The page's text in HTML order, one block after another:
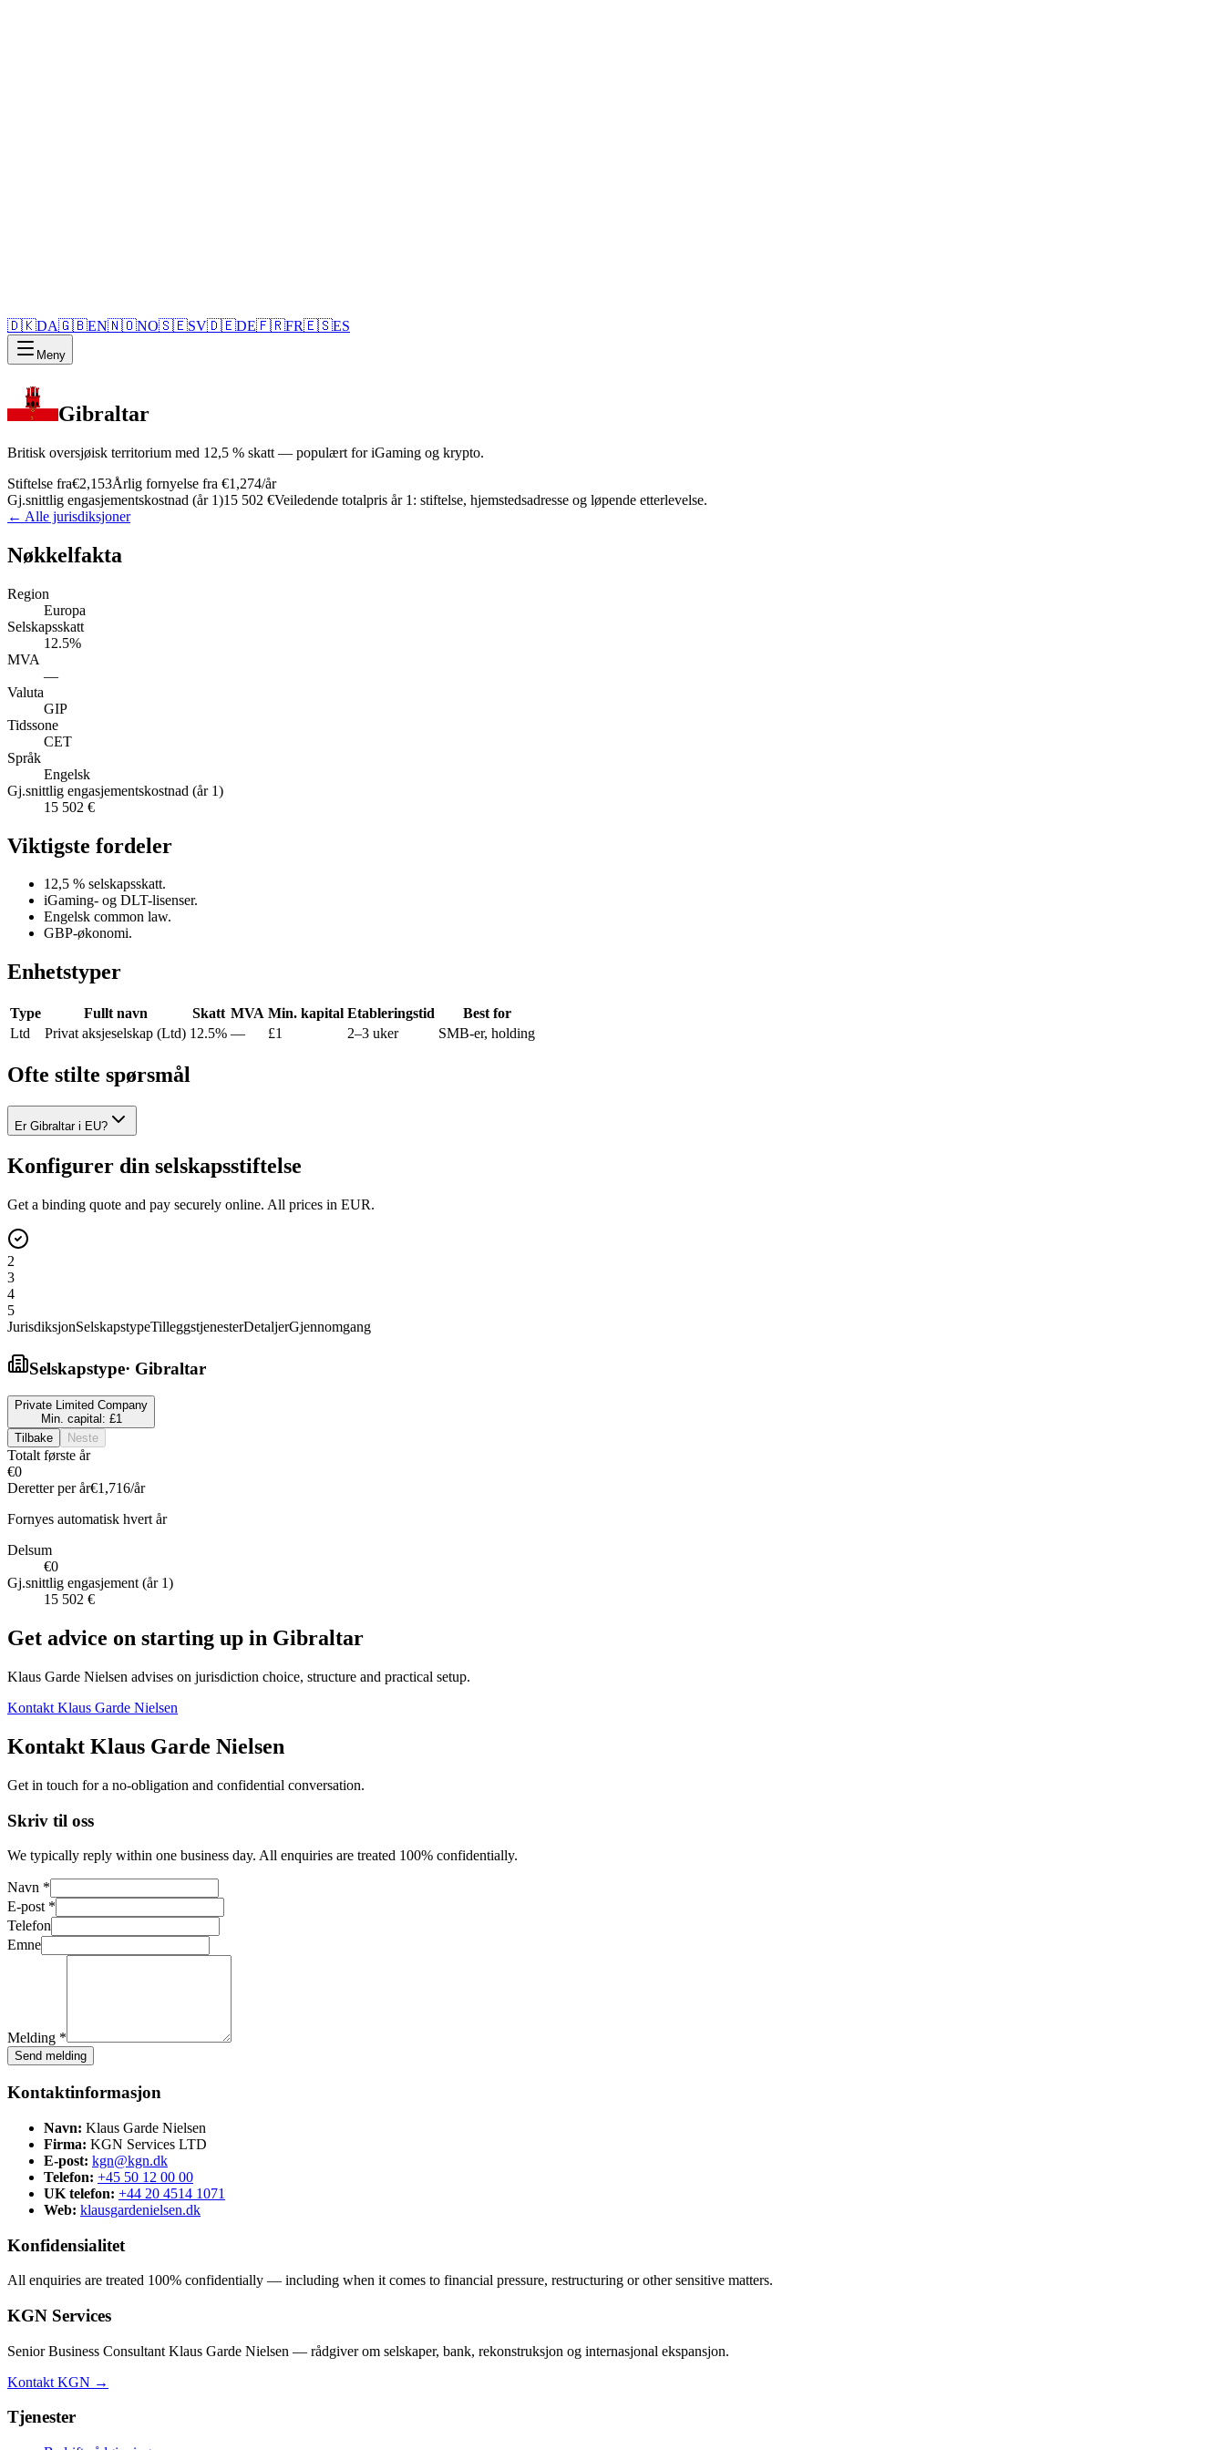
🇩🇰DA🇬🇧EN🇳🇴NO🇸🇪SV🇩🇪DE🇫🇷FR🇪🇸ES
Meny
Gibraltar
Britisk oversjøisk territorium med 12,5 % skatt — populært for iGaming og krypto.
Stiftelse fra€2,153Årlig fornyelse fra €1,274/år
Gj.snittlig engasjementskostnad (år 1)15 502 €Veiledende totalpris år 1: stiftelse, hjemstedsadresse og løpende etterlevelse.
← Alle jurisdiksjoner
Nøkkelfakta
Region
Europa
Selskapsskatt
12.5%
MVA
—
Valuta
GIP
Tidssone
CET
Språk
Engelsk
Gj.snittlig engasjementskostnad (år 1)
15 502 €
Viktigste fordeler
12,5 % selskapsskatt.
iGaming- og DLT-lisenser.
Engelsk common law.
GBP-økonomi.
Enhetstyper
Type Fullt navn Skatt MVA Min. kapital Etableringstid
Best for
Ltd
Privat aksjeselskap (Ltd) 12.5% — £1 2–3 uker SMB-er, holding
Ofte stilte spørsmål
Er Gibraltar i EU?
Konfigurer din selskapsstiftelse
Get a binding quote and pay securely online. All prices in EUR.
2
3
4
5
JurisdiksjonSelskapstypeTilleggstjenesterDetaljerGjennomgang
Selskapstype· Gibraltar
Private Limited Company
Min. capital: £1
Tilbake
Neste
Totalt første år
€0
Deretter per år€1,716/år
Fornyes automatisk hvert år
Delsum
€0
Gj.snittlig engasjement (år 1)
15 502 €
Get advice on starting up in Gibraltar
Klaus Garde Nielsen advises on jurisdiction choice, structure and practical setup.
Kontakt Klaus Garde Nielsen
Kontakt Klaus Garde Nielsen
Get in touch for a no-obligation and confidential conversation.
Skriv til oss
We typically reply within one business day. All enquiries are treated 100% confidentially.
Navn *
E-post *
Telefon
Emne
Melding *
Send melding
Kontaktinformasjon
Navn: Klaus Garde Nielsen
Firma: KGN Services LTD
E-post: kgn@kgn.dk
Telefon: +45 50 12 00 00
UK telefon: +44 20 4514 1071
Web: klausgardenielsen.dk
Konfidensialitet
All enquiries are treated 100% confidentially — including when it comes to financial pressure, restructuring or other sensitive matters.
KGN Services
Senior Business Consultant Klaus Garde Nielsen — rådgiver om selskaper, bank, rekonstruksjon og internasjonal ekspansjon.
Kontakt KGN →
Tjenester